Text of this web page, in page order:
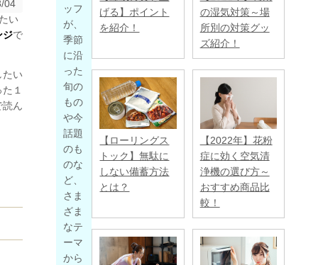
04
い
ジで
たい
１
読ん
ッフ
が、
季節
に沿
った
旬の
もの
や今
話題
のも
のな
ど、
さま
ざま
なテ
ーマ
から
げる】ポイント
を紹介！
の湿気対策～場
所別の対策グッ
ズ紹介！
【ローリングス
トック】無駄に
しない備蓄方法
とは？
【2022年】花粉
症に効く空気清
浄機の選び方～
おすすめ商品比
較！